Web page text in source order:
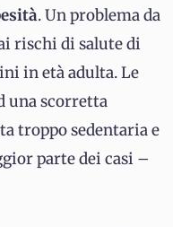
. Un problema da
rischi di salute di
in età adulta. Le
una scorretta
troppo sedentaria e
parte dei casi –